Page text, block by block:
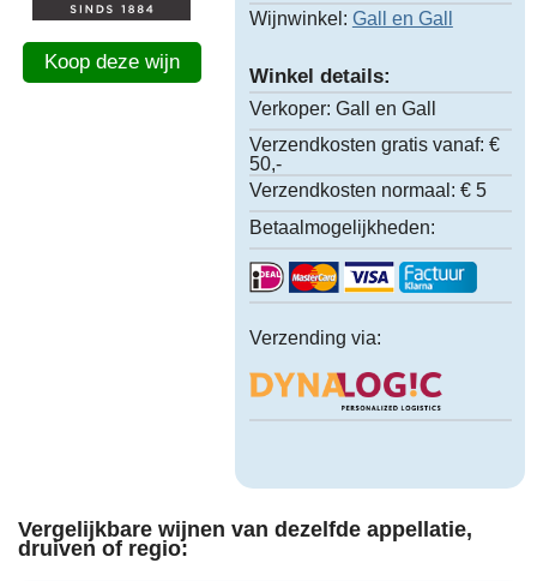
Koop deze wijn
Wijnwinkel: Gall en Gall
Winkel details:
Verkoper: Gall en Gall
Verzendkosten gratis vanaf: €
50,-
Verzendkosten normaal: € 5
Betaalmogelijkheden:
Verzending via:
Vergelijkbare wijnen van dezelfde appellatie,
druiven of regio: